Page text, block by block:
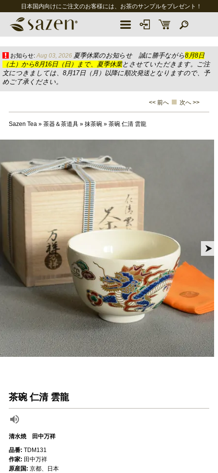
日本国内向けにご注文のお客様には、お茶のサンプルをプレゼント！
お知らせ: Aug 03, 2026 夏季休業のお知らせ 誠に勝手ながら8月8日
（土）から8月16日（日）まで、夏季休業とさせていただきます。ご注
文につきましては、8月17日（月）以降に順次発送となりますので、予
めご了承ください。
<< 前へ 次へ >>
Sazen Tea» 茶器＆茶道具» 抹茶碗» 茶碗 仁清 雲龍
茶碗 仁清 雲龍
清水焼 田中万祥
品番: TDM131
作家: 田中万祥
原産国: 京都、日本